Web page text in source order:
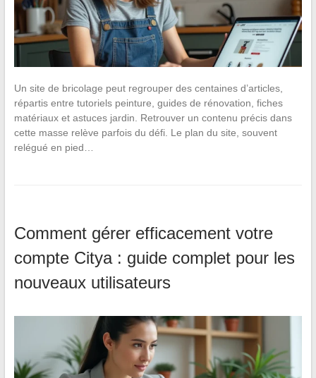
Un site de bricolage peut regrouper des centaines d’articles,
répartis entre tutoriels peinture, guides de rénovation, fiches
matériaux et astuces jardin. Retrouver un contenu précis dans
cette masse relève parfois du défi. Le plan du site, souvent
relégué en pied…
Comment gérer efficacement votre
compte Citya : guide complet pour les
nouveaux utilisateurs